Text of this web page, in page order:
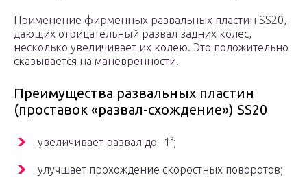
Применение фирменных развальных пластин SS20,
дающих отрицательный развал задних колес,
несколько увеличивает их колею. Это положительно
сказывается на маневренности.
Преимущества развальных пластин
(проставок «развал-схождение») SS20
увеличивает развал до -1°;
улучшает прохождение скоростных поворотов;